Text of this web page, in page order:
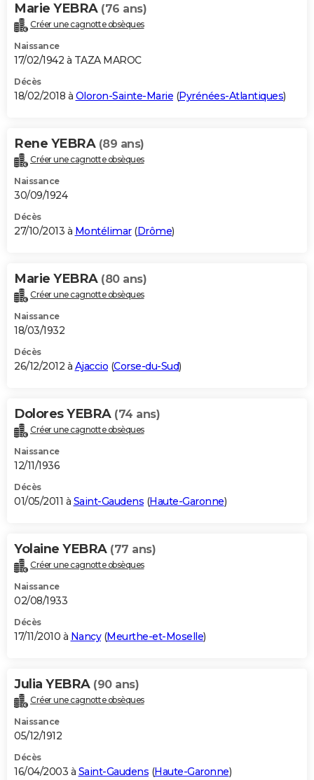
Marie YEBRA (76 ans)
Créer une cagnotte obsèques
Naissance
17/02/1942 à TAZA MAROC
Décès
18/02/2018 à Oloron-Sainte-Marie (Pyrénées-Atlantiques)
Rene YEBRA (89 ans)
Créer une cagnotte obsèques
Naissance
30/09/1924
Décès
27/10/2013 à Montélimar(Drôme)
Marie YEBRA (80 ans)
Créer une cagnotte obsèques
Naissance
18/03/1932
Décès
26/12/2012 à Ajaccio (Corse-du-Sud)
Dolores YEBRA (74 ans)
Créer une cagnotte obsèques
Naissance
12/11/1936
Décès
01/05/2011 à Saint-Gaudens (Haute-Garonne)
Yolaine YEBRA (77 ans)
Créer une cagnotte obsèques
Naissance
02/08/1933
Décès
17/11/2010 à Nancy(Meurthe-et-Moselle)
Julia YEBRA (90 ans)
Créer une cagnotte obsèques
Naissance
05/12/1912
Décès
16/04/2003 à Saint-Gaudens (Haute-Garonne)